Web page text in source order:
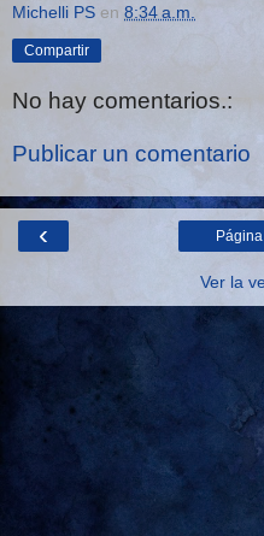
Michelli PS en 8:34 a.m.
Compartir
No hay comentarios.:
Publicar un comentario
‹
Ver la